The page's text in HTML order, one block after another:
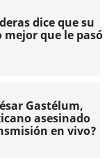
dice que su
que le pasó
Gastélum,
asesinado
en vivo?